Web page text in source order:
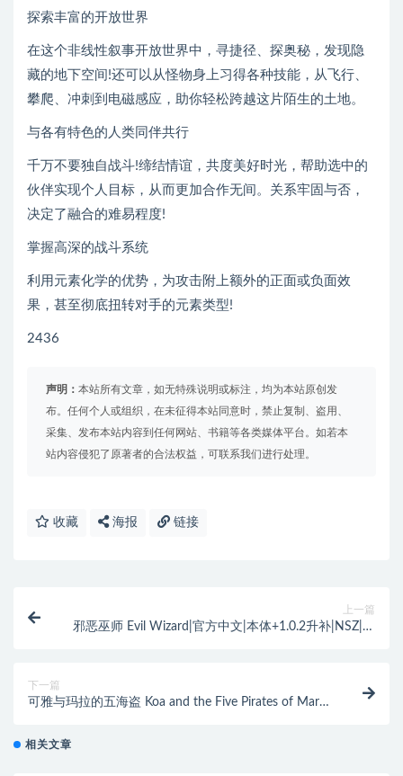
探索丰富的开放世界
在这个非线性叙事开放世界中，寻捷径、探奥秘，发现隐
藏的地下空间!还可以从怪物身上习得各种技能，从飞行、
攀爬、冲刺到电磁感应，助你轻松跨越这片陌生的土地。
与各有特色的人类同伴共行
千万不要独自战斗!缔结情谊，共度美好时光，帮助选中的
伙伴实现个人目标，从而更加合作无间。关系牢固与否，
决定了融合的难易程度!
掌握高深的战斗系统
利用元素化学的优势，为攻击附上额外的正面或负面效
果，甚至彻底扭转对手的元素类型!
2436
声明： 本站所有文章，如无特殊说明或标注，均为本站原创发
布。任何个人或组织，在未征得本站同意时，禁止复制、盗用、
采集、发布本站内容到任何网站、书籍等各类媒体平台。如若本
站内容侵犯了原著者的合法权益，可联系我们进行处理。
收藏 海报 链接
上一篇
邪恶巫师 Evil Wizard|官方中文|本体+1.0.2升补|NSZ|原
下一篇
可雅与玛拉的五海盗 Koa and the Five Pirates of Mara |
相关文章